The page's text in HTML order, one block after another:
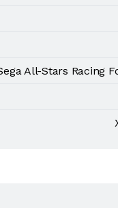
All-Stars Racing